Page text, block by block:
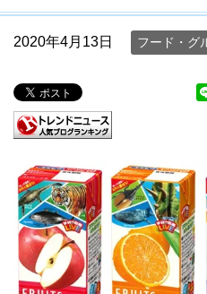
2020年4月13日 フード・グ